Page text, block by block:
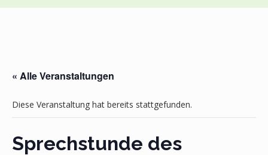
« Alle Veranstaltungen
Diese Veranstaltung hat bereits stattgefunden.
Sprechstunde des